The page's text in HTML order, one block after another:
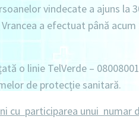
vindecate a ajuns la
a efectuat până acum
o linie TelVerde –
de protecție sanitară.
cu participarea unui